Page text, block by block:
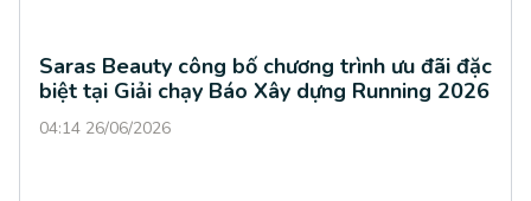
Saras Beauty công bố chương trình ưu đãi đặc
biệt tại Giải chạy Báo Xây dựng Running 2026
04:14 26/06/2026